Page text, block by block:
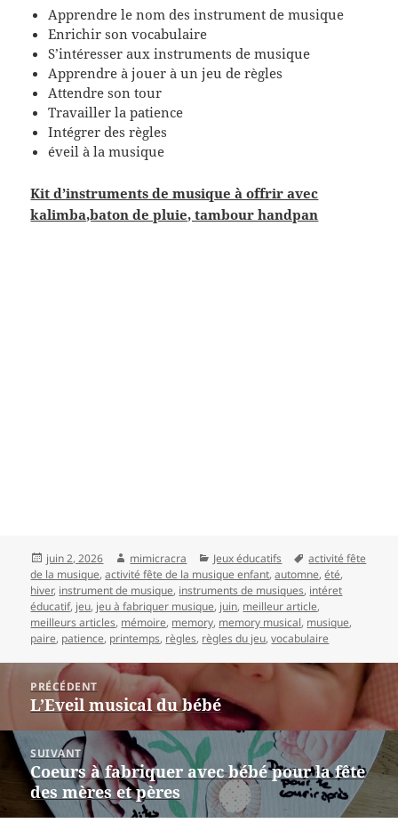
Apprendre le nom des instrument de musique
Enrichir son vocabulaire
S’intéresser aux instruments de musique
Apprendre à jouer à un jeu de règles
Attendre son tour
Travailler la patience
Intégrer des règles
éveil à la musique
Kit d’instruments de musique à offrir avec
kalimba,baton de pluie, tambour handpan
Publié
le
juin 2, 2026 Auteur
mimicracra Catégories
Jeux éducatifs
Mots-
clés
activité fête
de la musique,activité fête de la musique enfant,automne,été,
hiver, instrument de musique, instruments de musiques, intéret
éducatif, jeu, jeu à fabriquer musique, juin, meilleur article,
meilleurs articles, mémoire, memory, memory musical, musique,
paire, patience, printemps, règles, règles du jeu,vocabulaire
Navigation
l’article
PRÉCÉDENT
Article
précédent :
L’Eveil musical du bébé
SUIVANT
Article
suivant :
Coeurs à fabriquer avec bébé pour la fête
des mères et pères